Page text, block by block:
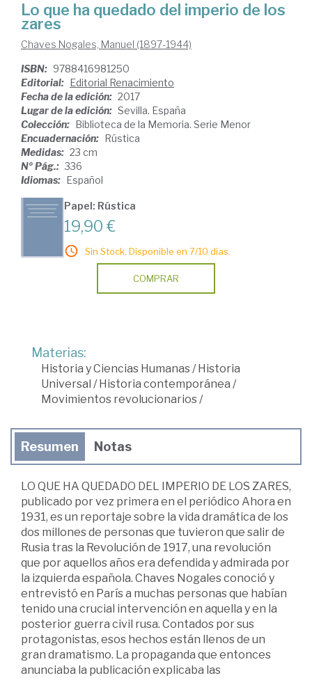
Lo que ha quedado del imperio de los
zares
Chaves Nogales, Manuel (1897-1944)
ISBN: 9788416981250
Editorial: Editorial Renacimiento
Fecha de la edición: 2017
Lugar de la edición: Sevilla. España
Colección: Biblioteca de la Memoria. Serie Menor
Encuadernación: Rústica
Medidas: 23 cm
Nº Pág.: 336
Idiomas: Español
Papel: Rústica
19,90 €
Sin Stock. Disponible en 7/10 días.
COMPRAR
Materias:
Historia y Ciencias Humanas/ Historia
Universal / Historia contemporánea /
Movimientos revolucionarios/
Resumen Notas
LO QUE HA QUEDADO DEL IMPERIO DE LOS ZARES,
publicado por vez primera en el periódico Ahora en
1931, es un reportaje sobre la vida dramática de los
dos millones de personas que tuvieron que salir de
Rusia tras la Revolución de 1917, una revolución
que por aquellos años era defendida y admirada por
la izquierda española. Chaves Nogales conoció y
entrevistó en París a muchas personas que habían
tenido una crucial intervención en aquella y en la
posterior guerra civil rusa. Contados por sus
protagonistas, esos hechos están llenos de un
gran dramatismo. La propaganda que entonces
anunciaba la publicación explicaba las